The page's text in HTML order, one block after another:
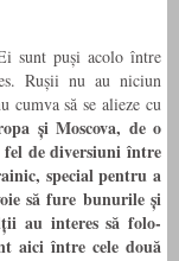
sunt puși acolo între
Rușii nu au niciun
cumva să se alieze cu
și Moscova, de o
fel de diversiuni între
special pentru a
să fure bunurile și
au interes să folo­
aici între cele două